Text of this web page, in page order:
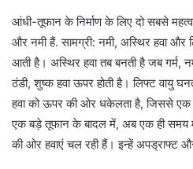
आंधी-तूफान के निर्माण के लिए दो सबसे
और नमी हैं. सामग्री: नमी, अस्थिर हवा और
आती है। अस्थिर हवा तब बनती है जब गर्म,
ठंडी, शुष्क हवा ऊपर होती है। लिफ्ट वायु
हवा को ऊपर की ओर धकेलता है, जिससे एक
एक बड़े तूफान के बादल में, अब एक ही
की ओर हवाएं चल रही हैं। इन्हें अपड्राफ्ट